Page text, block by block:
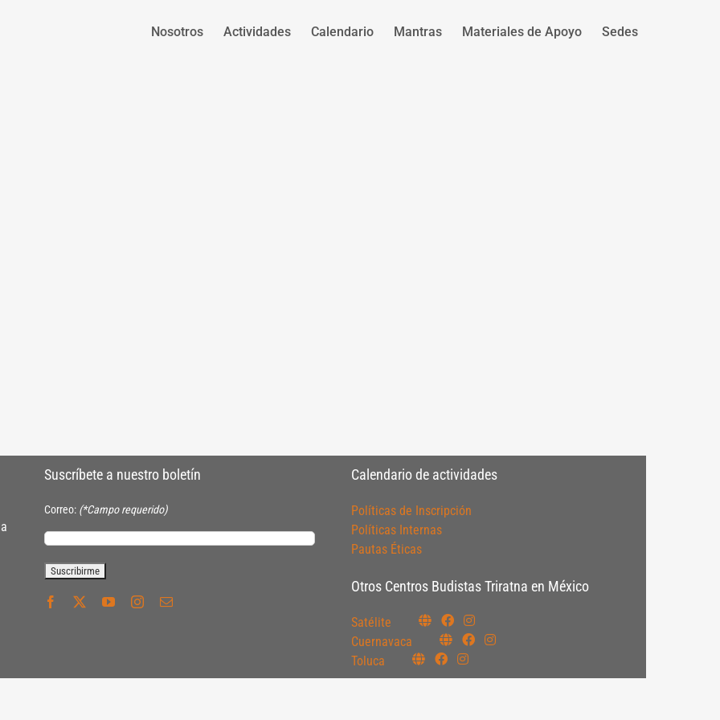
Nosotros Actividades Calendario Mantras Materiales de Apoyo Sedes
Suscríbete a nuestro boletín
Correo: (*Campo requerido)
Calendario de actividades
Políticas de Inscripción
Políticas Internas
Pautas Éticas
Otros Centros Budistas Triratna en México
Satélite
Cuernavaca
Toluca